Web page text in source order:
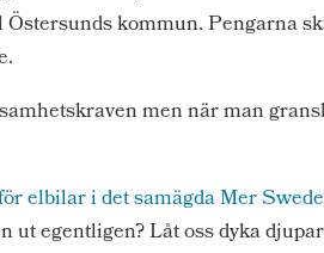
kommun. Pengarna
men när man
elbilar i det samägda Mer
ut egentligen? Låt oss dyka